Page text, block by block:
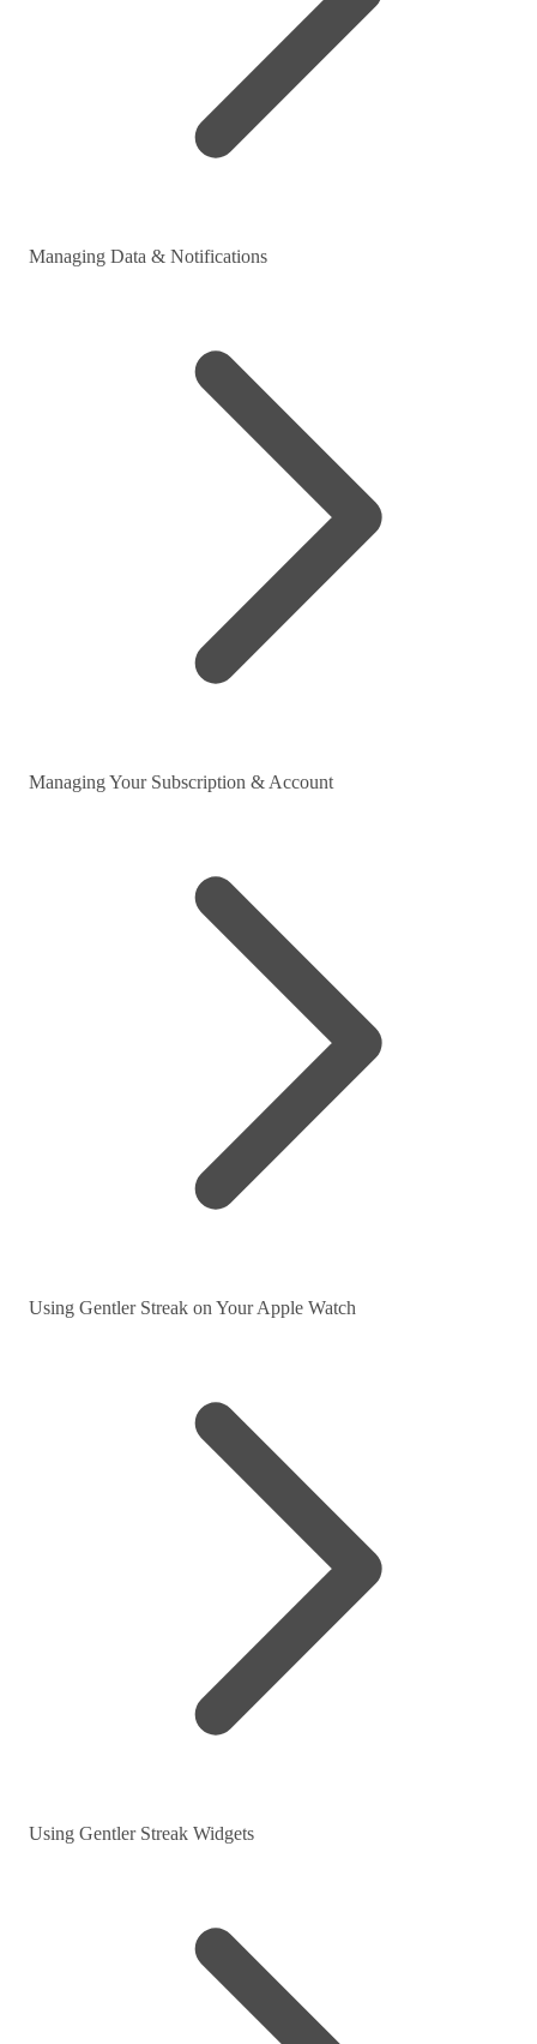
Managing Data & Notifications
Managing Your Subscription & Account
Using Gentler Streak on Your Apple Watch
Using Gentler Streak Widgets